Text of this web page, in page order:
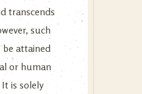
transcends
such
attained
or human
is solely